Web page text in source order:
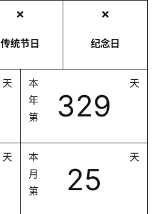
❌
传统节日
❌
纪念日
天
本
年
第
329
天
天
本
月
第
25
天